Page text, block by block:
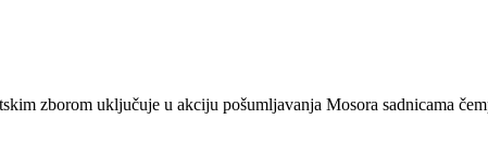
zborom uključuje u akciju pošumljavanja Mosora sadnicama